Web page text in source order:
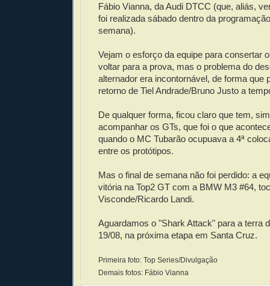
Fábio Vianna, da Audi DTCC (que, aliás,
foi realizada sábado dentro da
semana).
Vejam o esforço da equipe para consertar
voltar para a prova, mas o problema do
alternador era incontornável, de forma que
retorno de Tiel Andrade/Bruno Justo a
De qualquer forma, ficou claro que tem,
acompanhar os GTs, que foi o que
quando o MC Tubarão ocupuava a 4ª
entre os protótipos.
Mas o final de semana não foi perdido: a
vitória na Top2 GT com a BMW M3 #64,
Visconde/Ricardo Landi.
Aguardamos o "Shark Attack" para a terra
19/08, na próxima etapa em Santa Cruz.
Primeira foto: Top Series/Divulgação
Demais fotos: Fábio Vianna